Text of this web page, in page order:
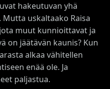
hakeutuvan yhä
uskaltaako Raisa
muut kunnioittavat ja
on jäätävän kaunis? Kun
alkaa vähitellen
enää ole. Ja
paljastua.